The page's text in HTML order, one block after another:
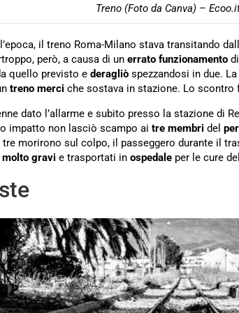
Treno (Foto da Canva) –
il treno Roma-Milano stava transitando
però, a causa di un errato funzionamento
quello previsto e deragliò spezzandosi in due.
treno merci che sostava in stazione. Lo scontro
dato l’allarme e subito presso la stazione di
impatto non lasciò scampo ai tre membri del
tre morirono sul colpo, il passeggero durante il
molto gravi e trasportati in ospedale per le cure